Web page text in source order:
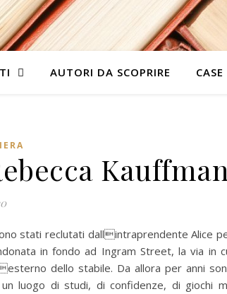
AUTORI DA SCOPRIRE
stati reclutati dallintraprendente Alice
in fondo ad Ingram Street, la via in
dello stabile. Da allora per anni
luogo di studi, di confidenze, di giochi